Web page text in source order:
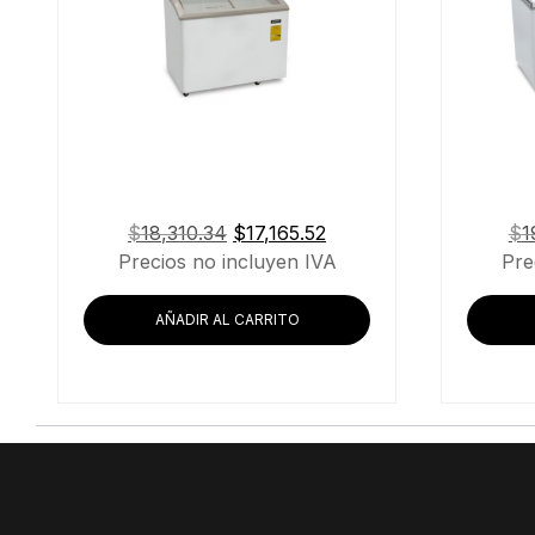
$18,310.34 El
precio
original
era:
$18,310.34.
$17,165.52
precio
actual
$17,165.52.
Precios no incluyen IVA
AÑADIR AL CARRITO
$